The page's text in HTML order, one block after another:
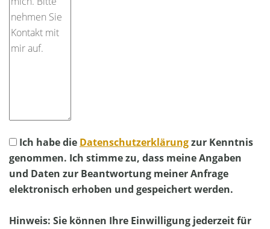
Ich habe die Datenschutzerklärungzur Kenntnis
genommen. Ich stimme zu, dass meine Angaben
und Daten zur Beantwortung meiner Anfrage
elektronisch erhoben und gespeichert werden.
Hinweis: Sie können Ihre Einwilligung jederzeit für